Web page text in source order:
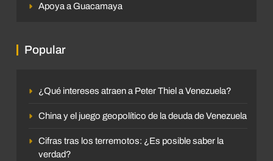
Apoya a Guacamaya
Popular
¿Qué intereses atraen a Peter Thiel a Venezuela?
China y el juego geopolítico de la deuda de Venezuela
Cifras tras los terremotos: ¿Es posible saber la
verdad?